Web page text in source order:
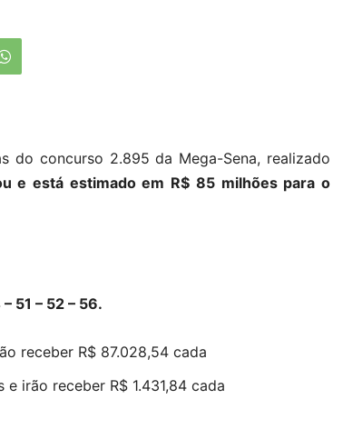
do concurso 2.895 da Mega-Sena, realizado
e está estimado em R$ 85 milhões para o
51 – 52 – 56.
receber R$ 87.028,54 cada
irão receber R$ 1.431,84 cada